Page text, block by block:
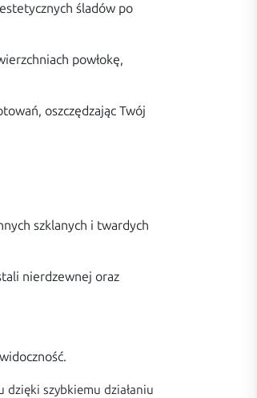
śladów po
powłokę,
oszczędzając Twój
szklanych i twardych
nierdzewnej oraz
dzięki szybkiemu działaniu